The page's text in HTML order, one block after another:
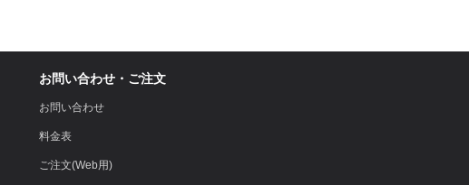
お問い合わせ・ご注文
お問い合わせ
料金表
ご注文(Web用)